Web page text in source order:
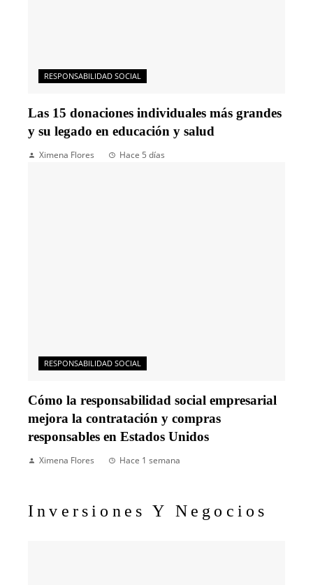
RESPONSABILIDAD SOCIAL
Las 15 donaciones individuales más grandes
y su legado en educación y salud
Ximena Flores Hace 5 días
RESPONSABILIDAD SOCIAL
Cómo la responsabilidad social empresarial
mejora la contratación y compras
responsables en Estados Unidos
Ximena Flores Hace 1 semana
Inversiones Y Negocios